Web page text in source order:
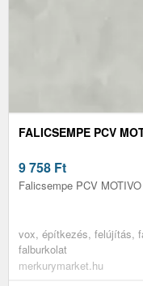
FALICSEMPE PCV
9 758 Ft
Falicsempe PCV
vox, építkezés, felújítás,
falburkolat
merkurymarket.hu